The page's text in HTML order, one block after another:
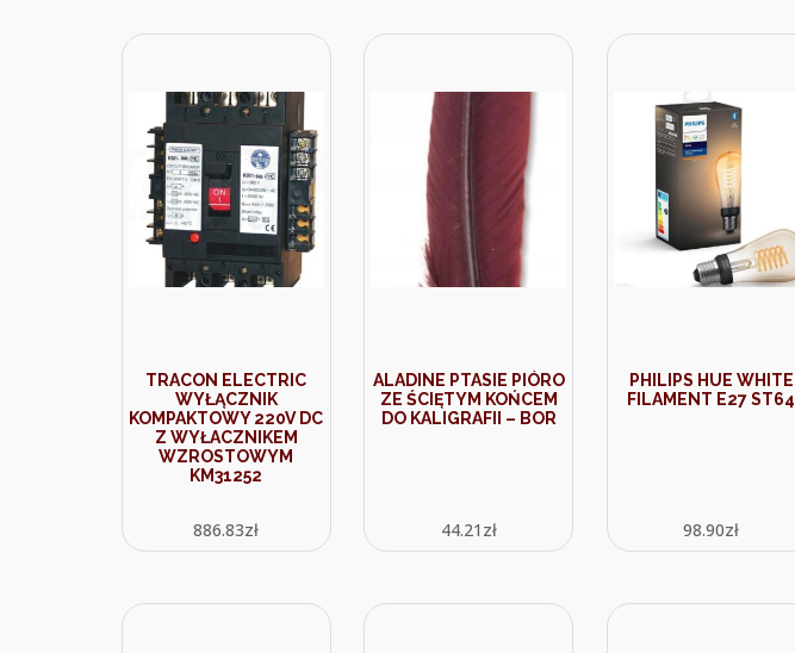
TRACON ELECTRIC
WYŁĄCZNIK
KOMPAKTOWY 220V DC
Z WYŁACZNIKEM
WZROSTOWYM
KM31252
886.83zł
ALADINE PTASIE PIÓRO
ZE ŚCIĘTYM KOŃCEM
DO KALIGRAFII – BOR
44.21 zł
PHILIPS HUE WHITE
FILAMENT E27 ST64
98.90zł